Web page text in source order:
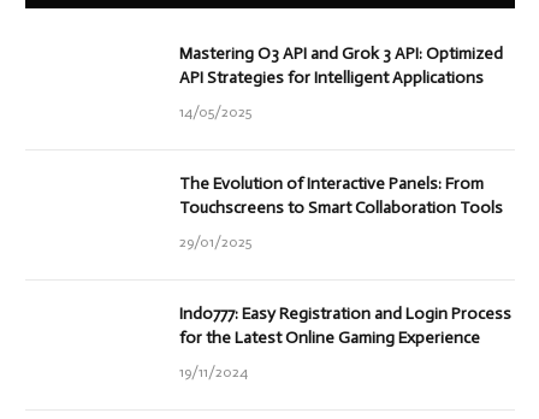
Mastering O3 API and Grok 3 API: Optimized
API Strategies for Intelligent Applications
14/05/2025
The Evolution of Interactive Panels: From
Touchscreens to Smart Collaboration Tools
29/01/2025
Indo777: Easy Registration and Login Process
for the Latest Online Gaming Experience
19/11/2024